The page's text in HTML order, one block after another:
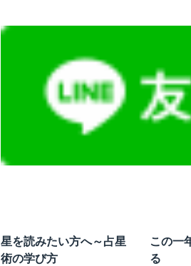
星を読みたい方へ～占星
術の学び方
この一
る